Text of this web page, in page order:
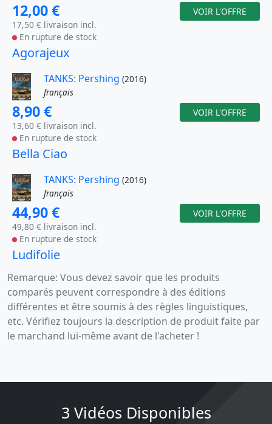
12,00 €
17,50 € livraison incl.
En rupture de stock
VOIR L'OFFRE
Agorajeux
TANKS: Pershing (2016)
français
8,90 €
13,60 € livraison incl.
En rupture de stock
VOIR L'OFFRE
Bella Ciao
TANKS: Pershing (2016)
français
44,90 €
49,80 € livraison incl.
En rupture de stock
VOIR L'OFFRE
Ludifolie
Remarque: Vous devez savoir que les produits
comparés peuvent correspondre à des éditions
différentes et être soumis à des règles linguistiques,
etc. Vérifiez toujours la description de produit faite par
le marchand lui-même avant de l'acheter !
3 Vidéos Disponibles